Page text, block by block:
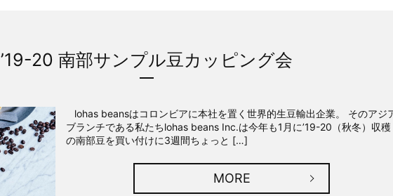
’19-20 南部サンプル豆カッピング会
lohas beansはコロンビアに本社を置く世界的生豆輸出企業。 そのアジ
ブランチである私たちlohas beans Inc.は今年も1月に’19-20（秋冬）収穫
の南部豆を買い付けに3週間ちょっと […]
MORE